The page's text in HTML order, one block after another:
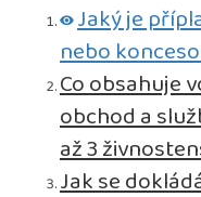
Jaký je
nebo
Co obsahuje
obchod a
až 3
Jak se